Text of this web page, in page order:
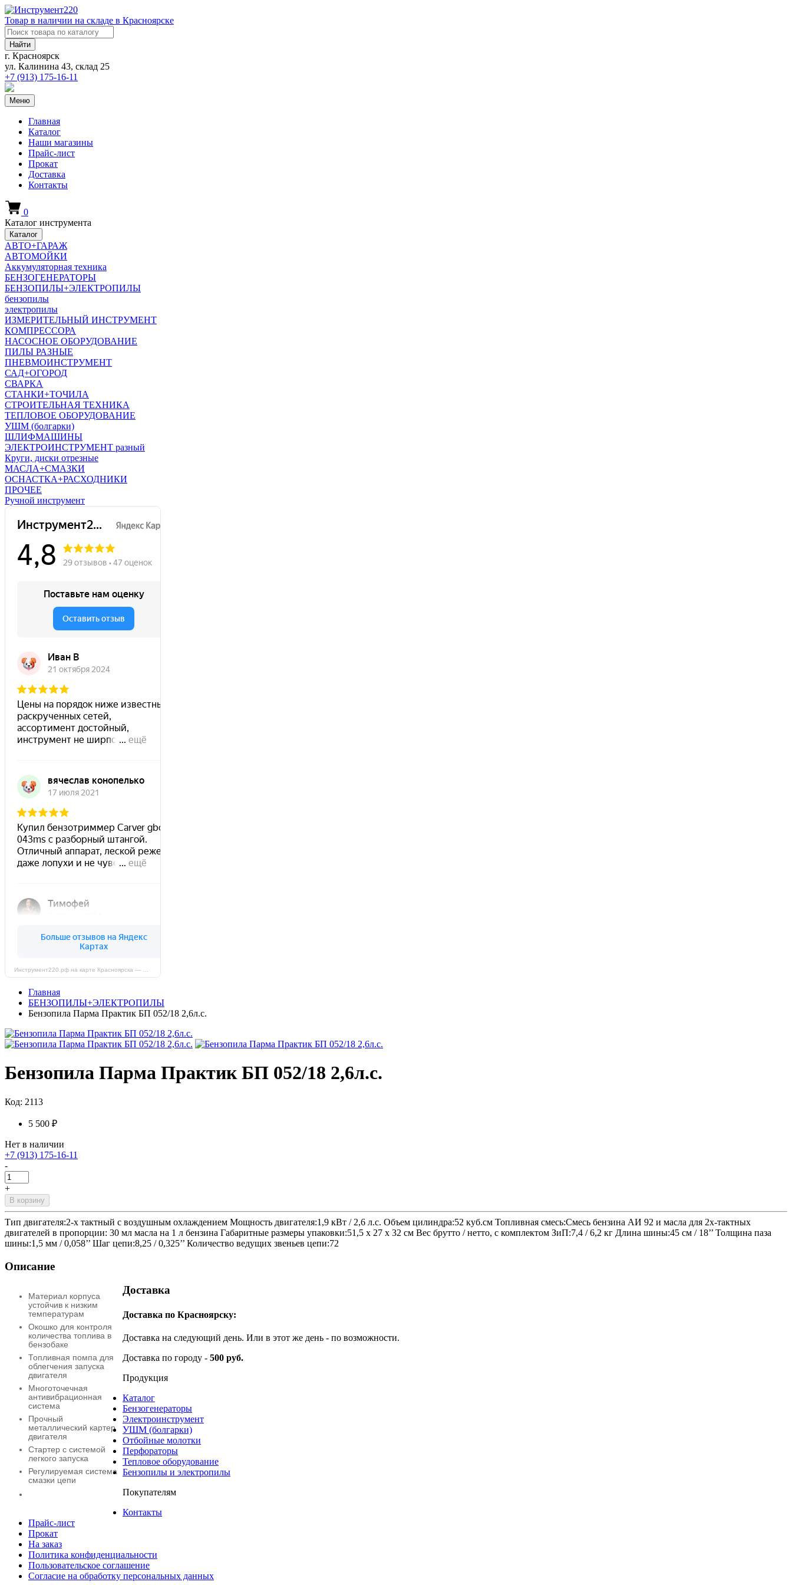
Товар в наличии на складе в Красноярске
Найти
г. Красноярск
ул. Калинина 43, склад 25
+7 (913) 175-16-11
Меню
Главная
Каталог
Наши магазины
Прайс-лист
Прокат
Доставка
Контакты
0
Каталог инструмента
Каталог
АВТО+ГАРАЖ
АВТОМОЙКИ
Аккумуляторная техника
БЕНЗОГЕНЕРАТОРЫ
БЕНЗОПИЛЫ+ЭЛЕКТРОПИЛЫ
бензопилы
электропилы
ИЗМЕРИТЕЛЬНЫЙ ИНСТРУМЕНТ
КОМПРЕССОРА
НАСОСНОЕ ОБОРУДОВАНИЕ
ПИЛЫ РАЗНЫЕ
ПНЕВМОИНСТРУМЕНТ
САД+ОГОРОД
СВАРКА
СТАНКИ+ТОЧИЛА
СТРОИТЕЛЬНАЯ ТЕХНИКА
ТЕПЛОВОЕ ОБОРУДОВАНИЕ
УШМ (болгарки)
ШЛИФМАШИНЫ
ЭЛЕКТРОИНСТРУМЕНТ разный
Круги, диски отрезные
МАСЛА+СМАЗКИ
ОСНАСТКА+РАСХОДНИКИ
ПРОЧЕЕ
Ручной инструмент
Главная
БЕНЗОПИЛЫ+ЭЛЕКТРОПИЛЫ
Бензопила Парма Практик БП 052/18 2,6л.с.
Бензопила Парма Практик БП 052/18 2,6л.с.
Код: 2113
5 500 ₽
Нет в наличии
+7 (913) 175-16-11
-
+
В корзину
Тип двигателя:2-х тактный с воздушным охлаждением Мощность двигателя:1,9 кВт / 2,6 л.с. Объем цилиндра:52 куб.см Топливная смесь:Смесь бензина АИ 92 и масла для 2х-тактных
двигателей в пропорции: 30 мл масла на 1 л бензина Габаритные размеры упаковки:51,5 х 27 х 32 см Вес брутто / нетто, с комплектом ЗиП:7,4 / 6,2 кг Длина шины:45 см / 18’’ Толщина паза
шины:1,5 мм / 0,058’’ Шаг цепи:8,25 / 0,325’’ Количество ведущих звеньев цепи:72
Описание
Материал корпуса
устойчив к низким
температурам
Окошко для контроля
количества топлива в
бензобаке
Топливная помпа для
облегчения запуска
двигателя
Многоточечная
антивибрационная
система
Прочный
металлический картер
двигателя
Стартер с системой
легкого запуска
Регулируемая система
смазки цепи
Доставка
Доставка по Красноярску:
Доставка на следующий день. Или в этот же день - по возможности.
Доставка по городу - 500 руб.
Продукция
Каталог
Бензогенераторы
Электроинструмент
УШМ (болгарки)
Отбойные молотки
Перфораторы
Тепловое оборудование
Бензопилы и электропилы
Покупателям
Контакты
Прайс-лист
Прокат
На заказ
Политика конфиденциальности
Пользовательское соглашение
Согласие на обработку персональных данных